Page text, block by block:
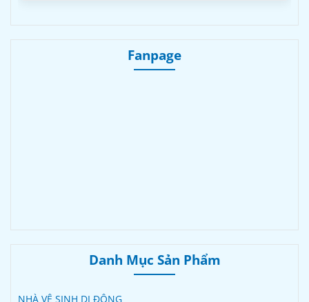
Fanpage
Danh Mục Sản Phẩm
NHÀ VỆ SINH DI ĐỘNG